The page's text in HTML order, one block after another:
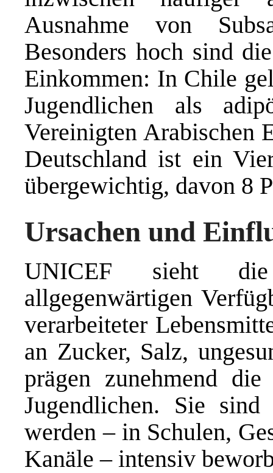
Ausnahme von
Besonders hoch sind
Einkommen: In Chile
Jugendlichen als
Vereinigten Arabischen
Deutschland ist ein
übergewichtig, davon 8
Ursachen und
UNICEF sieht
allgegenwärtigen
verarbeiteter
an Zucker, Salz,
prägen zunehmend
Jugendlichen. Sie
werden – in Schulen,
Kanäle – intensiv